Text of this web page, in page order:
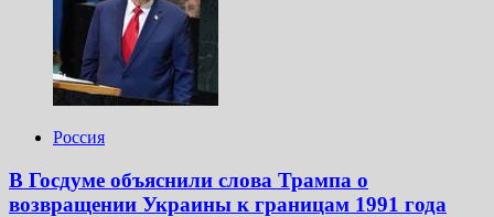
Россия
В Госдуме объяснили слова Трампа о
возвращении Украины к границам 1991 года